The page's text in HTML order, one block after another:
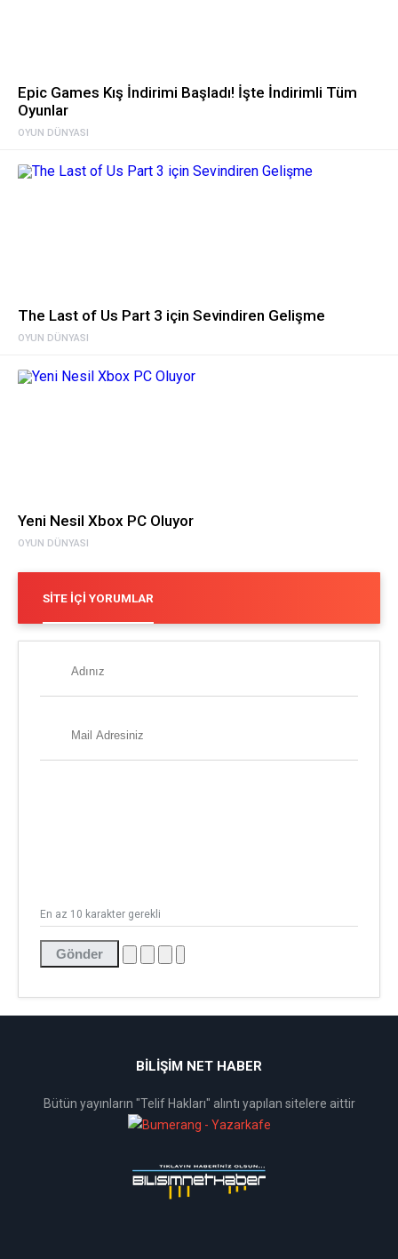
OYUN DÜNYASI
Epic Games Kış İndirimi Başladı! İşte İndirimli Tüm
Oyunlar
OYUN DÜNYASI
The Last of Us Part 3 için Sevindiren Gelişme
OYUN DÜNYASI
Yeni Nesil Xbox PC Oluyor
SITE İÇI YORUMLAR
Gönder
En az 10 karakter gerekli
BİLİŞİM NET HABER
Bütün yayınların "Telif Hakları" alıntı yapılan sitelere aittir